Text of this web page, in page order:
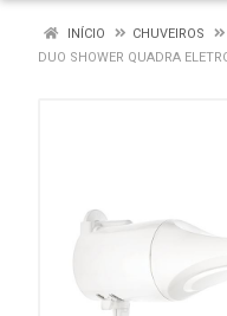
INÍCIO CHUVEIROS
DUO SHOWER QUADRA